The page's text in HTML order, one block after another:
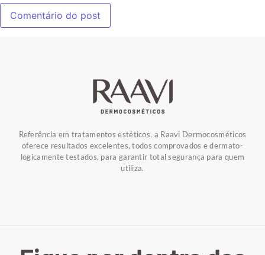
Referência em tratamentos estéticos, a Raavi Dermocosméticos
oferece resultados excelentes, todos comprovados e dermato-
logicamente testados, para garantir total segurança para quem
utiliza.